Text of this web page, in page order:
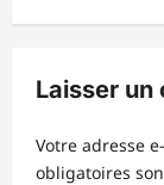
n
’
Laisser un
Votre adresse
obligatoires